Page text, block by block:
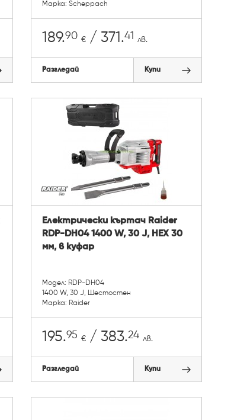
Марка: Scheppach
189.90 € / 371.41 лв.
Разгледай Купи
Електрически къртач Raider
RDP-DH04 1400 W, 30 J, HEX 30
мм, в куфар
Модел: RDP-DH04
1400 W, 30 J, Шестостен
Марка: Raider
195.95 € / 383.24 лв.
Разгледай Купи